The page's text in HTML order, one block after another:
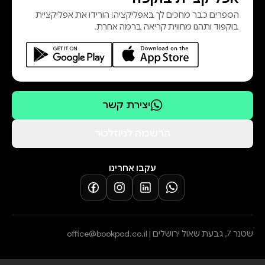
הספרים כבר מחכים לך באפליקציה! הורידו את אפליקציית
בוקפוד ותהנו מחווית קריאה ברמה אחרת.
יצירת קשר
עקבו אחרינו
שטנר 7, גבעת שאול ירושלים | office@bookpod.co.il